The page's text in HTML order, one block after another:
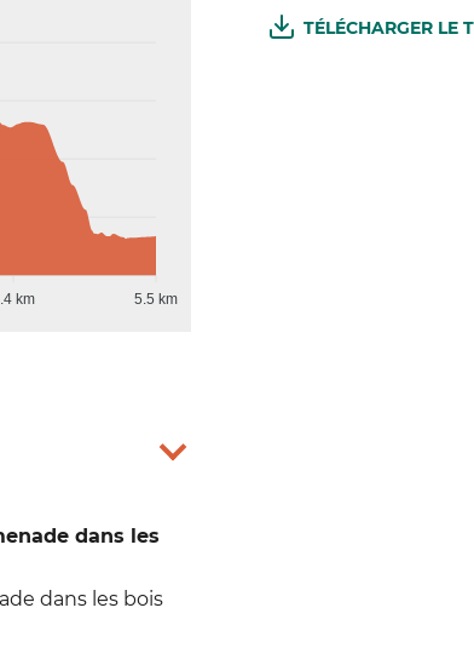
km 5.5 km
dans les
dans les bois
TÉLÉCHARGER LE